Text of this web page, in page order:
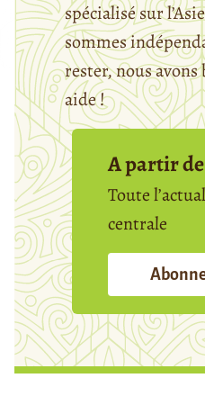
spécialisé sur
sommes
rester, nous
aide !
A partir
Toute
centrale